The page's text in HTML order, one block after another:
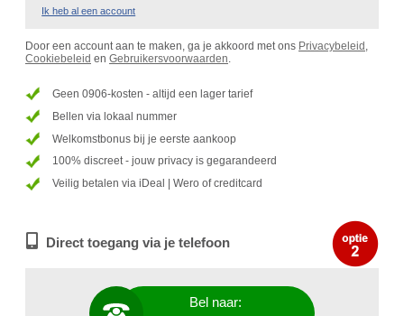
Ik heb al een account
Door een account aan te maken, ga je akkoord met ons Privacybeleid
Cookiebeleid en Gebruikersvoorwaarden
Geen 0906-kosten - altijd een lager tarief
Bellen via lokaal nummer
Welkomstbonus bij je eerste aankoop
100% discreet - jouw privacy is gegarandeerd
Veilig betalen via iDeal | Wero of creditcard
Direct toegang via je telefoon
Bel naar: